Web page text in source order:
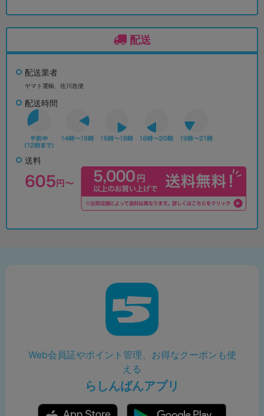
配送
配送業者
ヤマト運輸、佐川急便
配送時間
送料
Web会員証やポイント管理、お得なクーポンも使
える
らしんばんアプリ